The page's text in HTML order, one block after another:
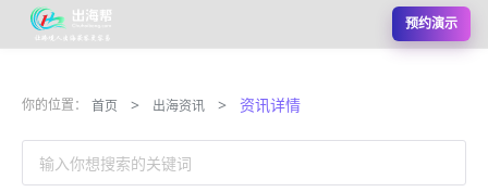
预约演示
你的位置： 首页 > 出海资讯 > 资讯详情
输入你想搜索的关键词